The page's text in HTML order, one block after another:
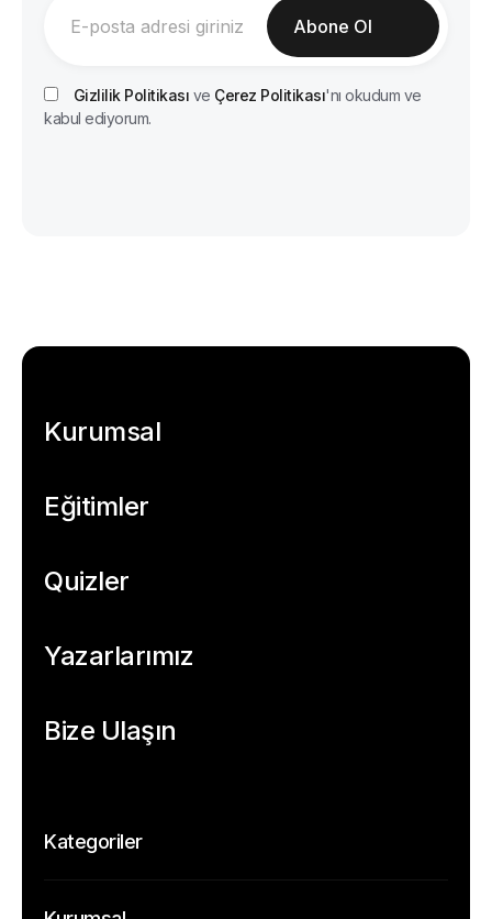
Gizlilik Politikası ve Çerez Politikası'nı okudum ve
kabul ediyorum.
Kurumsal
Eğitimler
Quizler
Yazarlarımız
Bize Ulaşın
Kategoriler